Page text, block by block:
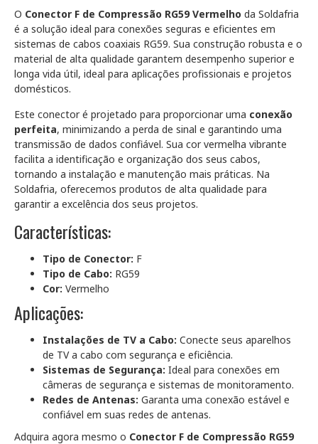
O Conector F de Compressão RG59 Vermelho da Soldafria
é a solução ideal para conexões seguras e eficientes em
sistemas de cabos coaxiais RG59. Sua construção robusta e o
material de alta qualidade garantem desempenho superior e
longa vida útil, ideal para aplicações profissionais e projetos
domésticos.
Este conector é projetado para proporcionar uma conexão
perfeita, minimizando a perda de sinal e garantindo uma
transmissão de dados confiável. Sua cor vermelha vibrante
facilita a identificação e organização dos seus cabos,
tornando a instalação e manutenção mais práticas. Na
Soldafria, oferecemos produtos de alta qualidade para
garantir a excelência dos seus projetos.
Características:
Tipo de Conector: F
Tipo de Cabo: RG59
Cor: Vermelho
Aplicações:
Instalações de TV a Cabo: Conecte seus aparelhos
de TV a cabo com segurança e eficiência.
Sistemas de Segurança: Ideal para conexões em
câmeras de segurança e sistemas de monitoramento.
Redes de Antenas: Garanta uma conexão estável e
confiável em suas redes de antenas.
Adquira agora mesmo o Conector F de Compressão RG59